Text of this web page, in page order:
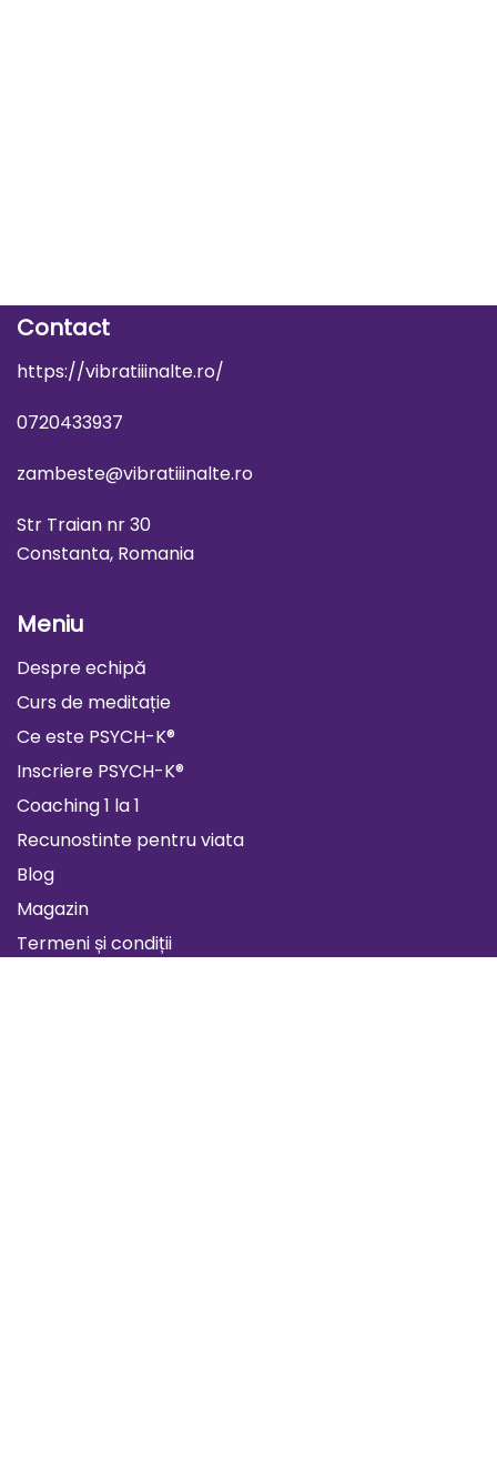
Contact
https://vibratiiinalte.ro/
0720433937
zambeste@vibratiiinalte.ro
Str Traian nr 30
Constanta, Romania
Meniu
Despre echipă
Curs de meditație
Ce este PSYCH-K®
Inscriere PSYCH-K®
Coaching 1 la 1
Recunostinte pentru viata
Blog
Magazin
Termeni și condiții